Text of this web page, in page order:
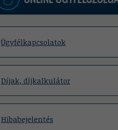
Ügyfélkapcsolatok
Díjak, díjkalkulátor
Hibabejelentés